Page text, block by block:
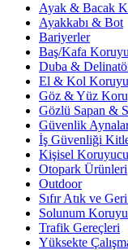
Ayak & Bacak
Ayakkabı & Bot
Bariyerler
Baş/Kafa
Duba &
El & Kol
Göz & Yüz
Gözlü Sapan &
Güvenlik
İş Güvenliği
Kişisel
Otopark Ürünleri
Outdoor
Sıfır Atık ve
Solunum
Trafik Gereçleri
Yüksekte